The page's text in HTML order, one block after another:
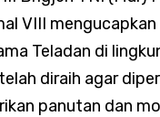
VIII
Teladan di
diraih agar
panutan dan